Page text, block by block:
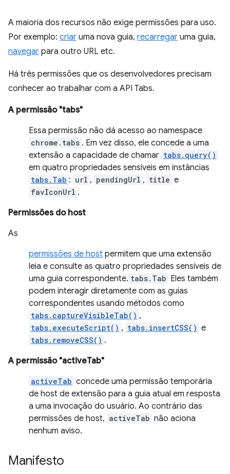
A maioria dos recursos não exige permissões para uso.
Por exemplo: criar uma nova guia, recarregar uma guia,
navegar para outro URL etc.
Há três permissões que os desenvolvedores precisam
conhecer ao trabalhar com a API Tabs.
A permissão "tabs"
Essa permissão não dá acesso ao namespace
chrome.tabs . Em vez disso, ele concede a uma
extensão a capacidade de chamar tabs.query()
em quatro propriedades sensíveis em instâncias
tabs.Tab : url , pendingUrl , title e
favIconUrl .
Permissões do host
As
permissões de host permitem que uma extensão
leia e consulte as quatro propriedades sensíveis de
uma guia correspondente. tabs.Tab Eles também
podem interagir diretamente com as guias
correspondentes usando métodos como
tabs.captureVisibleTab() ,
tabs.executeScript() , tabs.insertCSS() e
tabs.removeCSS() .
A permissão "activeTab"
activeTab concede uma permissão temporária
de host de extensão para a guia atual em resposta
a uma invocação do usuário. Ao contrário das
permissões de host, activeTab não aciona
nenhum aviso.
Manifesto